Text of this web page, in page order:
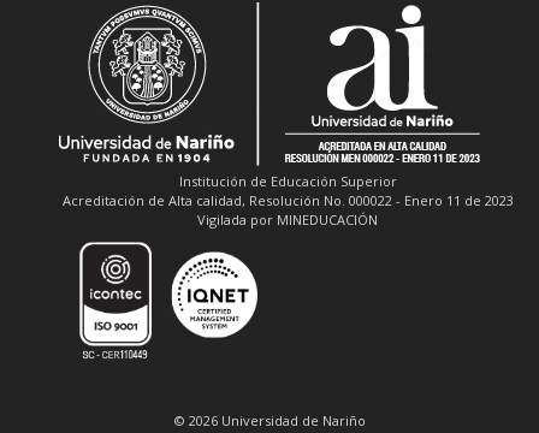
Institución de Educación Superior
Acreditación de Alta calidad, Resolución No. 000022 - Enero 11 de 2023
Vigilada por MINEDUCACIÓN
© 2026 Universidad de Nariño